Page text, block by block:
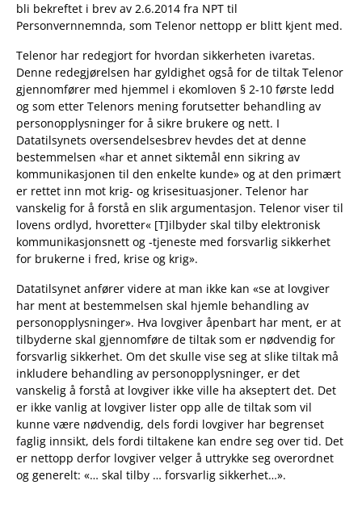
bli bekreftet i brev av 2.6.2014 fra NPT til
Personvernnemnda, som Telenor nettopp er blitt kjent med.
Telenor har redegjort for hvordan sikkerheten ivaretas.
Denne redegjørelsen har gyldighet også for de tiltak Telenor
gjennomfører med hjemmel i ekomloven § 2-10 første ledd
og som etter Telenors mening forutsetter behandling av
personopplysninger for å sikre brukere og nett. I
Datatilsynets oversendelsesbrev hevdes det at denne
bestemmelsen «har et annet siktemål enn sikring av
kommunikasjonen til den enkelte kunde» og at den primært
er rettet inn mot krig- og krisesituasjoner. Telenor har
vanskelig for å forstå en slik argumentasjon. Telenor viser til
lovens ordlyd, hvoretter« [T]ilbyder skal tilby elektronisk
kommunikasjonsnett og -tjeneste med forsvarlig sikkerhet
for brukerne i fred, krise og krig».
Datatilsynet anfører videre at man ikke kan «se at lovgiver
har ment at bestemmelsen skal hjemle behandling av
personopplysninger». Hva lovgiver åpenbart har ment, er at
tilbyderne skal gjennomføre de tiltak som er nødvendig for
forsvarlig sikkerhet. Om det skulle vise seg at slike tiltak må
inkludere behandling av personopplysninger, er det
vanskelig å forstå at lovgiver ikke ville ha akseptert det. Det
er ikke vanlig at lovgiver lister opp alle de tiltak som vil
kunne være nødvendig, dels fordi lovgiver har begrenset
faglig innsikt, dels fordi tiltakene kan endre seg over tid. Det
er nettopp derfor lovgiver velger å uttrykke seg overordnet
og generelt: «… skal tilby … forsvarlig sikkerhet…».